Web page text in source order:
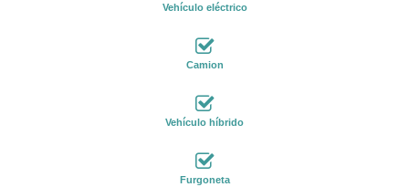
Vehículo eléctrico
Camion
Vehículo híbrido
Furgoneta